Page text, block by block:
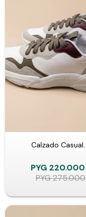
Calzado Casual.
PYG 220.000
PYG275.000